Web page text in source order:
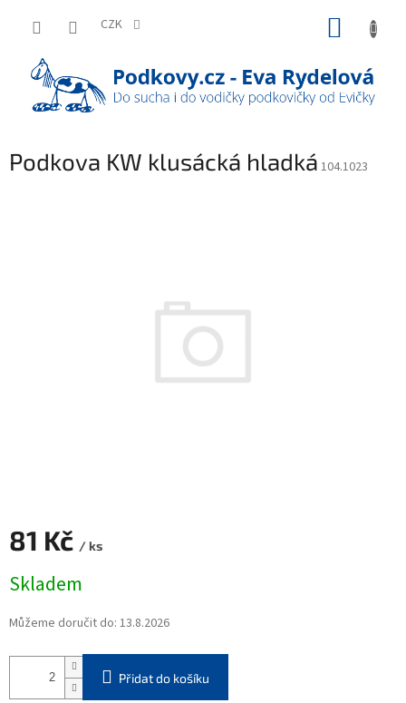
CZK
Podkova KW klusácká hladká 104.1023
81 Kč / ks
cena:
Skladem
Můžeme doručit do: 13.8.2026
Přidat do košíku